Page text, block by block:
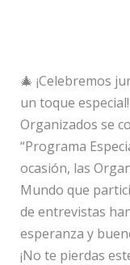
🎄 ¡Celebremos
un toque
Organizados se
“Programa
ocasión, las
Mundo que
de entrevistas
esperanza y
¡No te pierdas